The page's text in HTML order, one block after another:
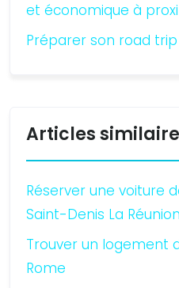
et économique à
Préparer son road
Articles
Réserver une voiture
Saint-Denis La Réunion
Trouver un logement
Rome